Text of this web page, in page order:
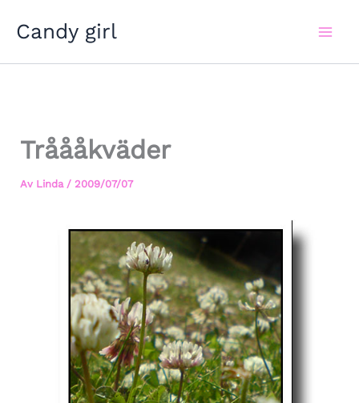
Candy girl
Tråååkväder
Av Linda / 2009/07/07